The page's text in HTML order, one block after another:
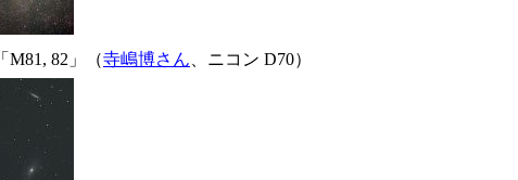
「M81, 82」（寺嶋博さん 、ニコン D70）